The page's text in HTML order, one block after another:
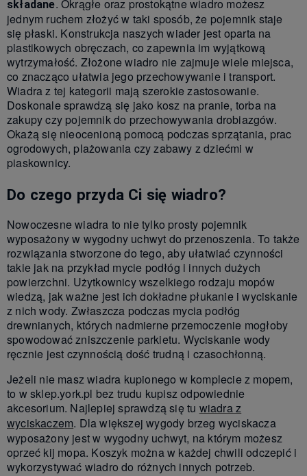
składane. Okrągłe oraz prostokątne wiadro możesz
jednym ruchem złożyć w taki sposób, że pojemnik staje
się płaski. Konstrukcja naszych wiader jest oparta na
plastikowych obręczach, co zapewnia im wyjątkową
wytrzymałość. Złożone wiadro nie zajmuje wiele miejsca,
co znacząco ułatwia jego przechowywanie i transport.
Wiadra z tej kategorii mają szerokie zastosowanie.
Doskonale sprawdzą się jako kosz na pranie, torba na
zakupy czy pojemnik do przechowywania drobiazgów.
Okażą się nieocenioną pomocą podczas sprzątania, prac
ogrodowych, plażowania czy zabawy z dziećmi w
piaskownicy.
Do czego przyda Ci się wiadro?
Nowoczesne wiadra to nie tylko prosty pojemnik
wyposażony w wygodny uchwyt do przenoszenia. To także
rozwiązania stworzone do tego, aby ułatwiać czynności
takie jak na przykład mycie podłóg i innych dużych
powierzchni. Użytkownicy wszelkiego rodzaju mopów
wiedzą, jak ważne jest ich dokładne płukanie i wyciskanie
z nich wody. Zwłaszcza podczas mycia podłóg
drewnianych, których nadmierne przemoczenie mogłoby
spowodować zniszczenie parkietu. Wyciskanie wody
ręcznie jest czynnością dość trudną i czasochłonną.
Jeżeli nie masz wiadra kupionego w komplecie z mopem,
to w sklep.york.pl bez trudu kupisz odpowiednie
akcesorium. Najlepiej sprawdzą się tu wiadra z
wyciskaczem. Dla większej wygody brzeg wyciskacza
wyposażony jest w wygodny uchwyt, na którym możesz
oprzeć kij mopa. Koszyk można w każdej chwili odczepić i
wykorzystywać wiadro do różnych innych potrzeb.